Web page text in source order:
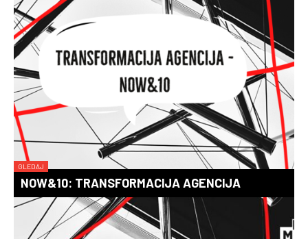
GLEDAJ
NOW&10: TRANSFORMACIJA AGENCIJA